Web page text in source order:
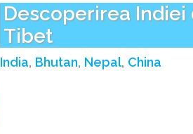
Descoperirea Indiei
Tibet
India Bhutan Nepal China